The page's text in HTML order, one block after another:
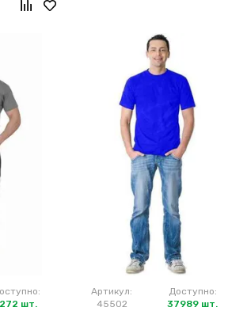
шт.
Артикул:
45502
Доступно:
37989 шт.